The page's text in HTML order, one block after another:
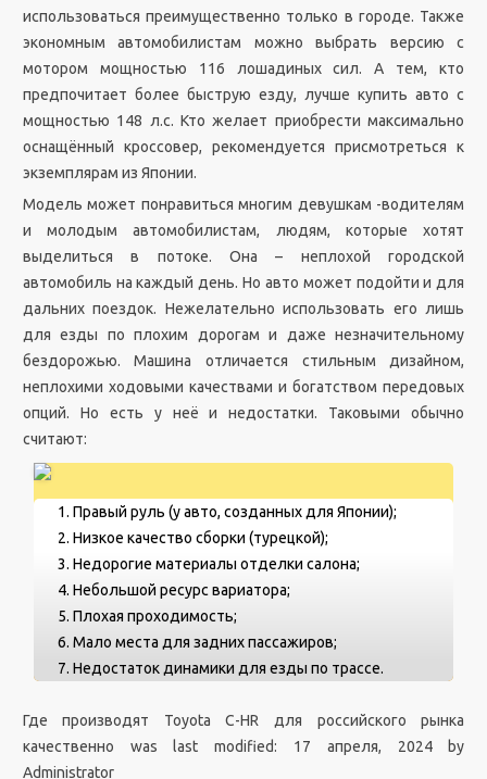
использоваться преимущественно только в городе. Также
экономным автомобилистам можно выбрать версию с
мотором мощностью 116 лошадиных сил. А тем, кто
предпочитает более быструю езду, лучше купить авто с
мощностью 148 л.с. Кто желает приобрести максимально
оснащённый кроссовер, рекомендуется присмотреться к
экземплярам из Японии.
Модель может понравиться многим девушкам -водителям
и молодым автомобилистам, людям, которые хотят
выделиться в потоке. Она – неплохой городской
автомобиль на каждый день. Но авто может подойти и для
дальних поездок. Нежелательно использовать его лишь
для езды по плохим дорогам и даже незначительному
бездорожью. Машина отличается стильным дизайном,
неплохими ходовыми качествами и богатством передовых
опций. Но есть у неё и недостатки. Таковыми обычно
считают:
Правый руль (у авто, созданных для Японии);
Низкое качество сборки (турецкой);
Недорогие материалы отделки салона;
Небольшой ресурс вариатора;
Плохая проходимость;
Мало места для задних пассажиров;
Недостаток динамики для езды по трассе.
Где производят Toyota C-HR для российского рынка
качественно was last modified: 17 апреля, 2024by
Administrator